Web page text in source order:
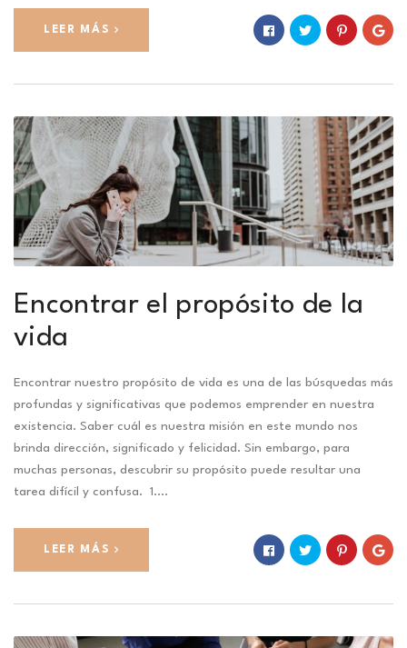
LEER MÁS
Encontrar el propósito de la
vida
Encontrar nuestro propósito de vida es una de las búsquedas más
profundas y significativas que podemos emprender en nuestra
existencia. Saber cuál es nuestra misión en este mundo nos
brinda dirección, significado y felicidad. Sin embargo, para
muchas personas, descubrir su propósito puede resultar una
tarea difícil y confusa. 1.…
LEER MÁS